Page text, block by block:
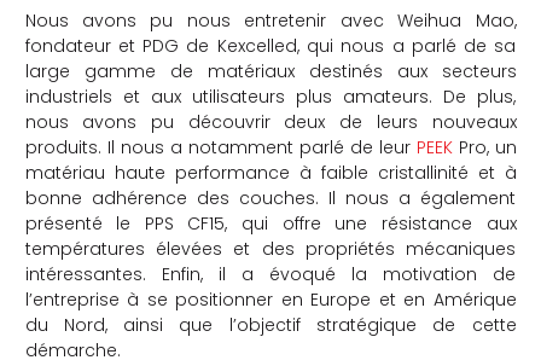
Nous avons pu nous entretenir avec Weihua Mao,
fondateur et PDG de Kexcelled, qui nous a parlé de sa
large gamme de matériaux destinés aux secteurs
industriels et aux utilisateurs plus amateurs. De plus,
nous avons pu découvrir deux de leurs nouveaux
produits. Il nous a notamment parlé de leur PEEKPro, un
matériau haute performance à faible cristallinité et à
bonne adhérence des couches. Il nous a également
présenté le PPS CF15, qui offre une résistance aux
températures élevées et des propriétés mécaniques
intéressantes. Enfin, il a évoqué la motivation de
l’entreprise à se positionner en Europe et en Amérique
du Nord, ainsi que l’objectif stratégique de cette
démarche.